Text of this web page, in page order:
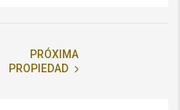
PRÓXIMA
PROPIEDAD